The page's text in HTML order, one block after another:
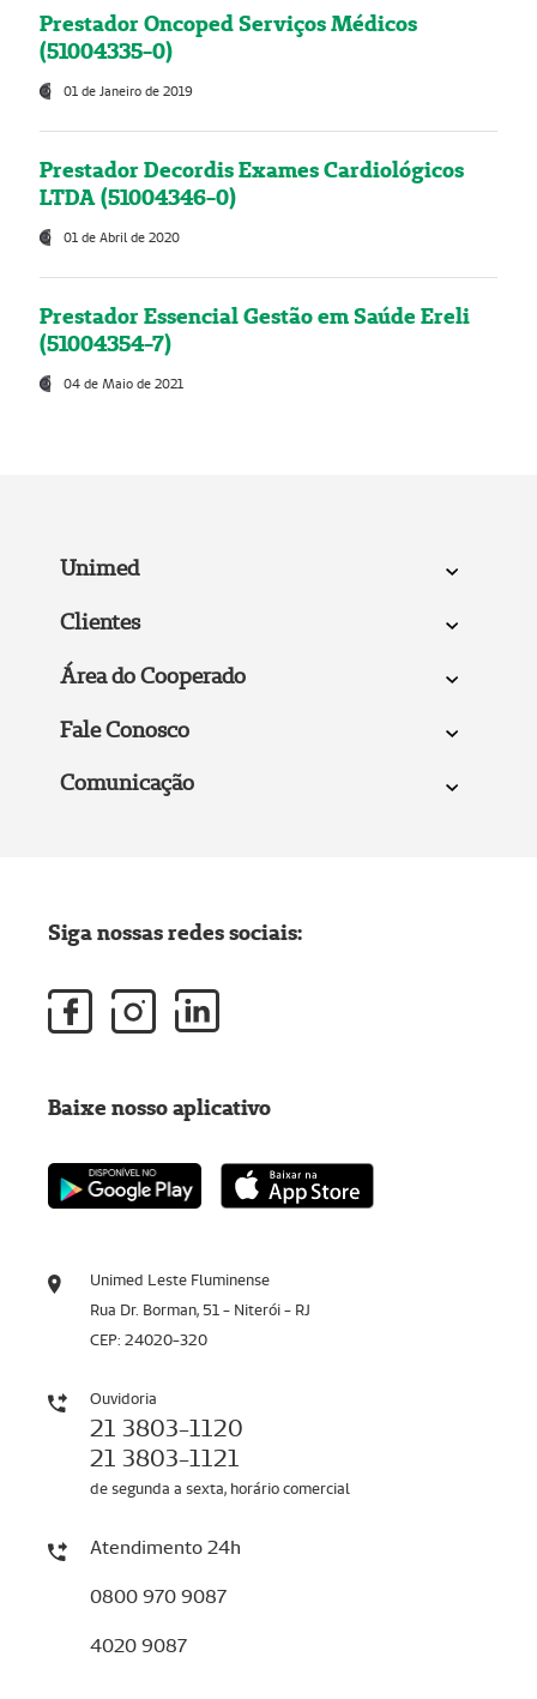
Prestador Oncoped Serviços Médicos
(51004335-0)
01 de Janeiro de 2019
Prestador Decordis Exames Cardiológicos
LTDA (51004346-0)
01 de Abril de 2020
Prestador Essencial Gestão em Saúde Ereli
(51004354-7)
04 de Maio de 2021
Unimed
Clientes
Área do Cooperado
Fale Conosco
Comunicação
Unimed Leste Fluminense
Rua Dr. Borman, 51 - Niterói - RJ
CEP: 24020-320
Ouvidoria
21 3803-1120
21 3803-1121
de segunda a sexta, horário comercial
Atendimento 24h
0800 970 9087
4020 9087
Siga nossas redes sociais:
Baixe nosso aplicativo